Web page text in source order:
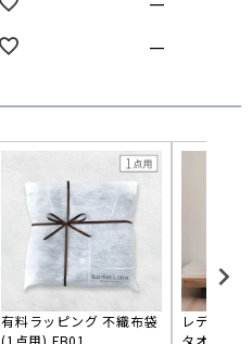
—
有料ラッピング 不織布袋
(1点用) FB01
レディー
タオル